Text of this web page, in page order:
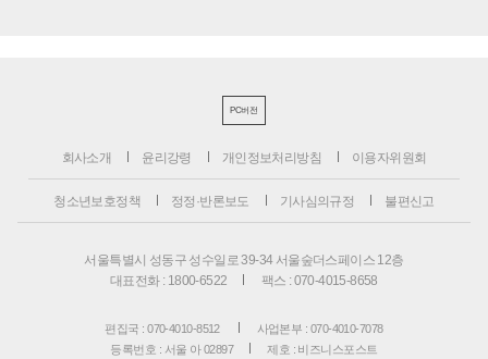
PC버전
회사소개 윤리강령 개인정보처리방침 이용자위원회
청소년보호정책 정정·반론보도 기사심의규정 불편신고
서울특별시 성동구 성수일로 39-34 서울숲더스페이스 12층
대표전화 : 1800-6522
팩스 : 070-4015-8658
편집국 : 070-4010-8512
사업본부 : 070-4010-7078
등록번호 : 서울 아 02897
제호 : 비즈니스포스트